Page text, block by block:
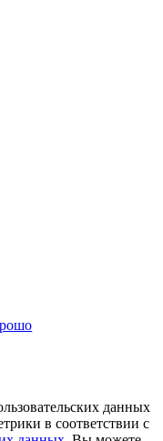
данных
в соответствии с